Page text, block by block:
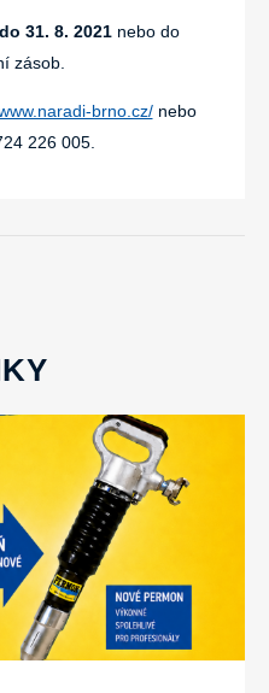
31. 8. 2021nebo do
zásob.
brno.cz/nebo
226 005.